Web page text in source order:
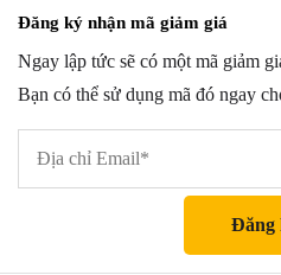
Đăng ký nhận mã giảm giá
Ngay lập tức sẽ có một mã giảm
Bạn có thể sử dụng mã đó ngay